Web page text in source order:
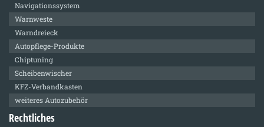
Navigationssystem
Warnweste
Warndreieck
Autopflege-Produkte
Chiptuning
Scheibenwischer
KFZ-Verbandkasten
weiteres Autozubehör
Rechtliches